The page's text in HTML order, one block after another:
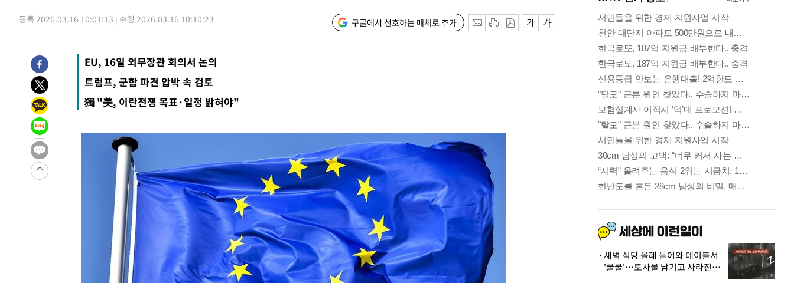
-1998초 전 >외신들도 주목한 韓축구 파문…"국민적 공분에 수사 재개"
-1969초 전 >11시간 압수수색에 성접대 파문까지…'쑥대밭' 된 축구협회
-991초 전 >
[속보]규제합리화위원회 부위원장에 김태유 서울대 공대 교수…이병
태 후임
-31083초 전 >
이강인, 폭염 속 AT마드리드 첫 훈련…80명 식사 대접까지(종합)
-28222초 전 >
미 사업체 일자리, 7월에 2.3만개 순감하고 그 전 2개월 10.3만개
하향수정 (2보)
-27670초 전 >
[속보] 미 사업체, 일자리 7월에 2.3만 개 줄어…실업률은 4.1%로
-23533초 전 >
실천"
-22618초 전 >
이란, "오만과 '중앙 단일 루트' 합의…북쪽 인바운드·남쪽 아웃바
운드는 임시"
-14186초 전 >
"낮 기온 소폭 하락"…수도권 폭염중대경보, 폭염경보로 하향
-14150초 전 >
[속보]이 대통령, '호우피해' 안동·의성 관할 4개 면 특별재난지역
[단독]중수청 지원 검사들, 정원 초과 시 낮은 계급 임용…희망지 못
낮 최고 37도 찜통더위…곳곳 소나기·강원 많은 비[내일날씨]
SK하이닉스, 용인·청주 팹에 54조 투자…"AI 메모리 수요 선제 대
여자배구 이재영·이다영 자매, 아제르바이잔 투란VC 입단
외국인 심판 성 접대 7경기 들여다보니…한국 축구 '5승 2무'
[속보]코스닥, 2.86포인트(0.36%) 내린 798.81마감
등록 2026.03.16 10:01:13 수정 2026.03.16 10:10:23 구글에서 선호하는 매체로 추가
EU, 16일 외무장관 회의서 논의
트럼프, 군함 파견 압박 속 검토
獨 "美, 이란전쟁 목표·일정 밝혀야"
새벽 식당 몰래 들어와 테이블서
'쿨쿨'…토사물 남기고 사라진 남